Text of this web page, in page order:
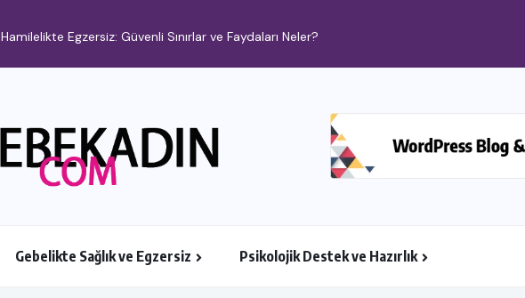
Hamilelikte Egzersiz: Güvenli Sınırlar ve Faydaları Neler?
Gebelikte Sağlık ve Egzersiz Psikolojik Destek ve Hazırlık